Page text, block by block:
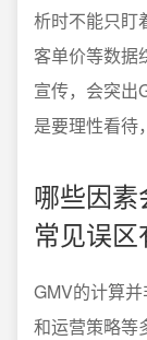
析时不能只盯
客单价等数据
宣传，会突出
是要理性看待
哪些因素
常见误区
GMV的计算
和运营策略等